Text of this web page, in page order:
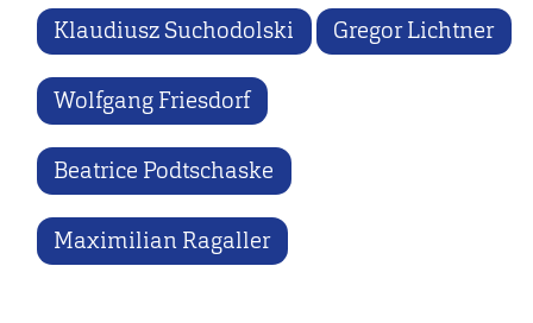
Klaudiusz Suchodolski Gregor Lichtner
Wolfgang Friesdorf
Beatrice Podtschaske
Maximilian Ragaller